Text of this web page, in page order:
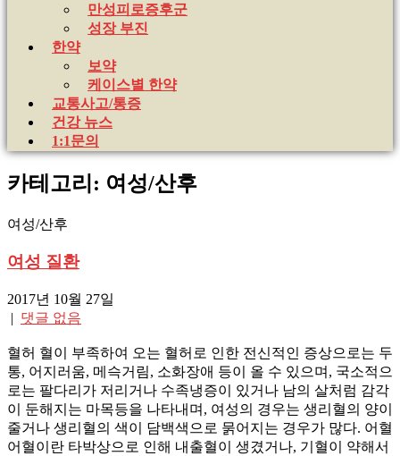
만성피로증후군
성장 부진
한약
보약
케이스별 한약
교통사고/통증
건강 뉴스
1:1문의
카테고리: 여성/산후
여성/산후
여성 질환
2017년 10월 27일
| 댓글 없음
혈허 혈이 부족하여 오는 혈허로 인한 전신적인 증상으로는 두
통, 어지러움, 메슥거림, 소화장애 등이 올 수 있으며, 국소적으
로는 팔다리가 저리거나 수족냉증이 있거나 남의 살처럼 감각
이 둔해지는 마목등을 나타내며, 여성의 경우는 생리혈의 양이
줄거나 생리혈의 색이 담백색으로 묽어지는 경우가 많다. 어혈
어혈이란 타박상으로 인해 내출혈이 생겼거나, 기혈이 약해서